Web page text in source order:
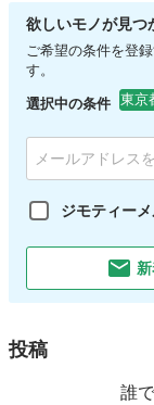
欲しいモノが見つ
ご希望の条件を登
す。
選択中の条件 東京
ジモティー
投稿
誰